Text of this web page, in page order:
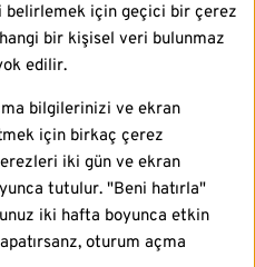
için geçici bir çerez
bir kişisel veri bulunmaz
edilir.
bilgilerinizi ve ekran
için birkaç çerez
iki gün ve ekran
tutulur. "Beni hatırla"
iki hafta boyunca etkin
oturum açma